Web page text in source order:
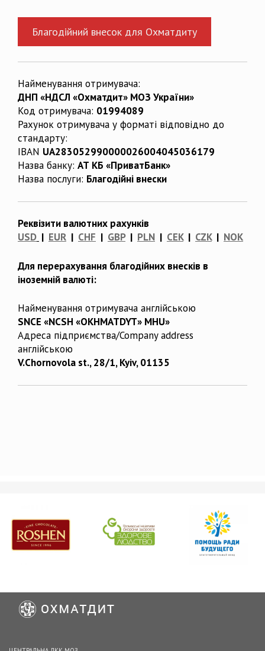
Благодійний внесок для Охматдиту
Найменування отримувача:
ДНП «НДСЛ «Охматдит» МОЗ України»
Код отримувача: 01994089
Рахунок отримувача у форматі відповідно до
стандарту:
IBAN UA283052990000026004045036179
Назва банку: АТ КБ «ПриватБанк»
Назва послуги: Благодійні внески
Реквізити валютних рахунків
USD | EUR | CHF | GBP| PLN | CEK| CZK| NOK
Для перерахування благодійних внесків в
іноземній валюті:
Найменування отримувача англійською
SNCE «NCSH «OKHMATDYT» MHU»
Адреса підприємства/Company address
англійською
V.Chornovola st., 28/1, Kyiv, 01135